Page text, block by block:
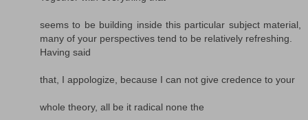
seems to be building inside this particular subject material,
many of your perspectives tend to be relatively refreshing.
Having said
that, I appologize, because I can not give credence to your
whole theory, all be it radical none the